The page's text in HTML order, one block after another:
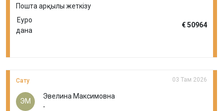
Пошта арқылы жеткізу
Еуро
дана
€ 50964
Сату 03 Там 2026
ЭМ
Эвелина Максимовна
-